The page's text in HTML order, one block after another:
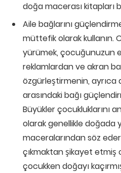
doğa macerası kitapları
Aile bağlarını
müttefik olarak kullanın.
yürümek, çocuğunuzun
reklamlardan ve akran
özgürleştirmenin,
arasındaki bağı
Büyükler çocukluklarını
olarak genellikle doğada
maceralarından söz
çıkmaktan şikayet etmiş
çocukken doğayı